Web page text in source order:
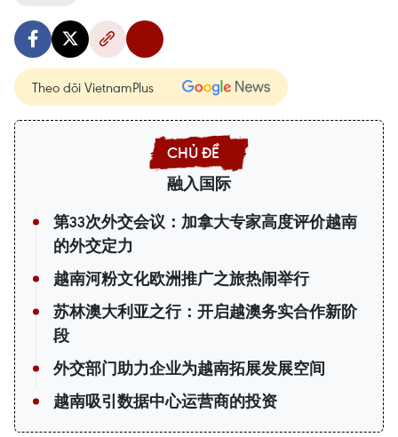
Theo dõi VietnamPlus
融入国际
第33次外交会议：加拿大专家高度评价越南
的外交定力
越南河粉文化欧洲推广之旅热闹举行
苏林澳大利亚之行：开启越澳务实合作新阶
段
外交部门助力企业为越南拓展发展空间
越南吸引数据中心运营商的投资